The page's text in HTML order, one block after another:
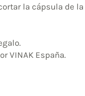
la cápsula de la
VINAK España.